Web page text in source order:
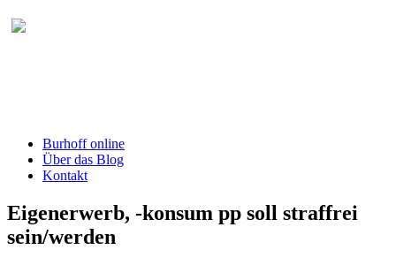
Burhoff online
Über das Blog
Kontakt
Eigenerwerb, -konsum pp soll straffrei
sein/werden